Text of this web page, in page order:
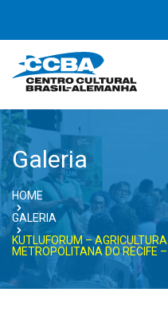
Galeria
HOME
GALERIA
KUTLUFORUM –
METROPOLITANA DO RECIFE